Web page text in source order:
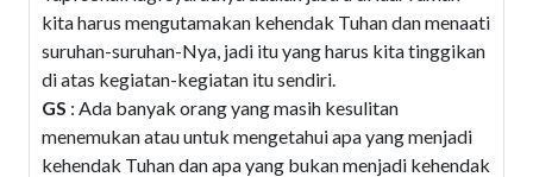
kita harus mengutamakan kehendak Tuhan dan menaati
suruhan-suruhan-Nya, jadi itu yang harus kita tinggikan
di atas kegiatan-kegiatan itu sendiri.
GS : Ada banyak orang yang masih kesulitan
menemukan atau untuk mengetahui apa yang menjadi
kehendak Tuhan dan apa yang bukan menjadi kehendak